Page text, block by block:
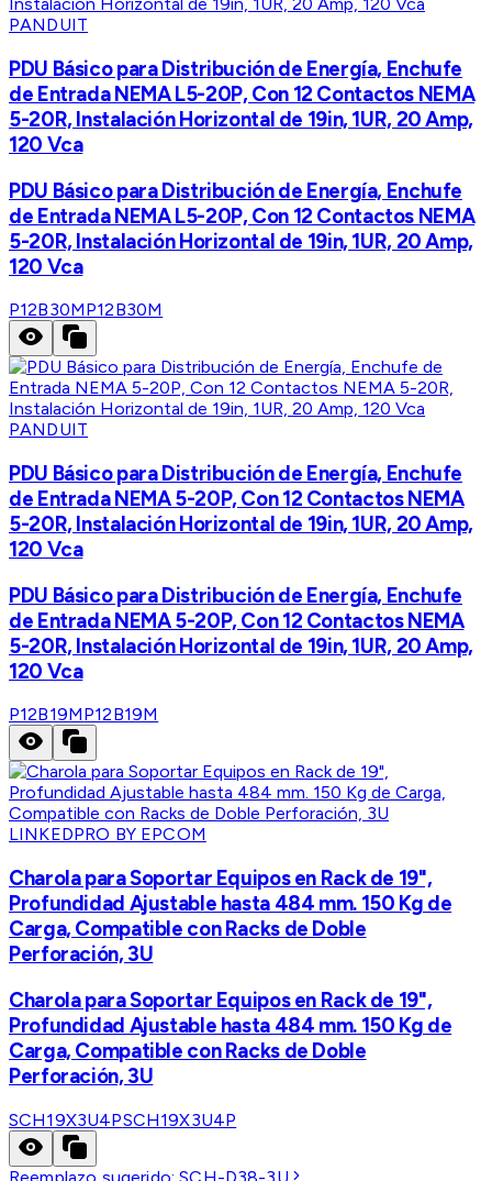
PANDUIT
PDU Básico para Distribución de Energía, Enchufe
de Entrada NEMA L5-20P, Con 12 Contactos NEMA
5-20R, Instalación Horizontal de 19in, 1UR, 20 Amp,
120 Vca
PDU Básico para Distribución de Energía, Enchufe
de Entrada NEMA L5-20P, Con 12 Contactos NEMA
5-20R, Instalación Horizontal de 19in, 1UR, 20 Amp,
120 Vca
P12B30MP12B30M
PANDUIT
PDU Básico para Distribución de Energía, Enchufe
de Entrada NEMA 5-20P, Con 12 Contactos NEMA
5-20R, Instalación Horizontal de 19in, 1UR, 20 Amp,
120 Vca
PDU Básico para Distribución de Energía, Enchufe
de Entrada NEMA 5-20P, Con 12 Contactos NEMA
5-20R, Instalación Horizontal de 19in, 1UR, 20 Amp,
120 Vca
P12B19MP12B19M
LINKEDPRO BY EPCOM
Charola para Soportar Equipos en Rack de 19",
Profundidad Ajustable hasta 484 mm. 150 Kg de
Carga, Compatible con Racks de Doble
Perforación, 3U
Charola para Soportar Equipos en Rack de 19",
Profundidad Ajustable hasta 484 mm. 150 Kg de
Carga, Compatible con Racks de Doble
Perforación, 3U
SCH19X3U4PSCH19X3U4P
Reemplazo sugerido:SCH-D38-3U